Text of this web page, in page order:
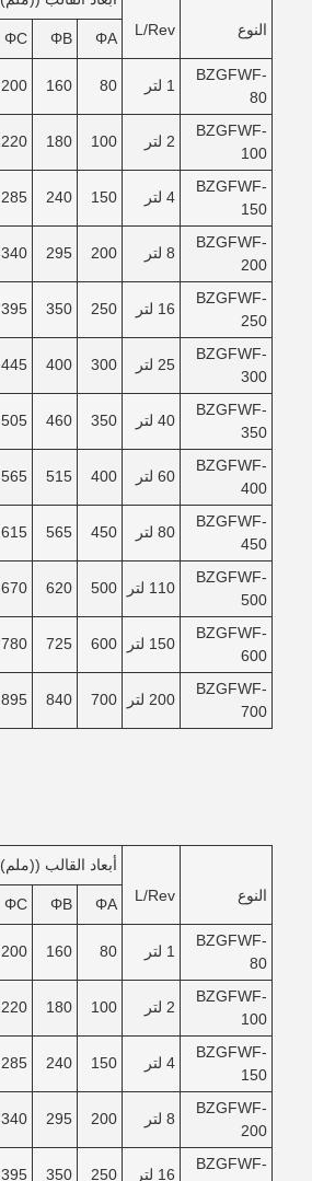
النوع L/Rev
ΦA
ΦB
ΦC
BZGFWF-
80
1 لتر 80
160
200
BZGFWF-
100
2 لتر 100
180
220
BZGFWF-
150
4 لتر 150
240
285
BZGFWF-
200
8 لتر 200
295
340
BZGFWF-
250
16 لتر 250
350
395
BZGFWF-
300
25 لتر 300
400
445
BZGFWF-
350
40 لتر 350
460
505
BZGFWF-
400
60 لتر 400
515
565
BZGFWF-
450
80 لتر 450
565
615
BZGFWF-
500
110 لتر 500
620
670
BZGFWF-
600
150 لتر 600
725
780
BZGFWF-
700
200 لتر 700
840
895
النوع L/Rev
أبعاد القالب ((ملم)
ΦA
ΦB
ΦC
BZGFWF-
80
1 لتر 80
160
200
BZGFWF-
100
2 لتر 100
180
220
BZGFWF-
150
4 لتر 150
240
285
BZGFWF-
200
8 لتر 200
295
340
BZGFWF-
16 لتر 250
350
395